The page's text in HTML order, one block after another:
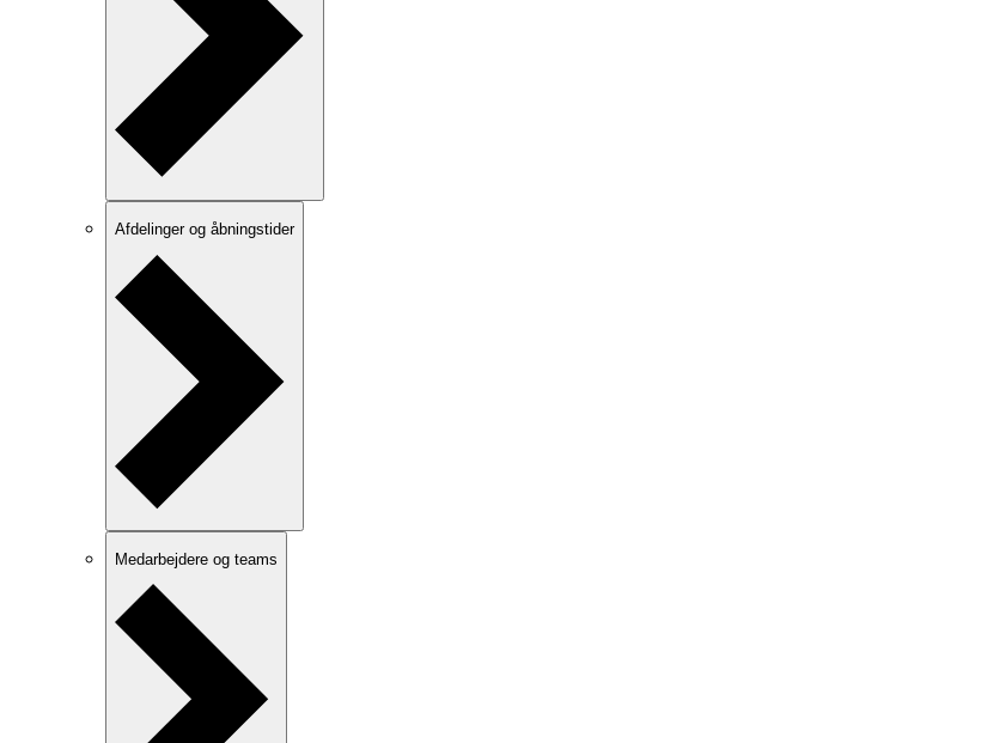
Afdelinger og åbningstider
Medarbejdere og teams